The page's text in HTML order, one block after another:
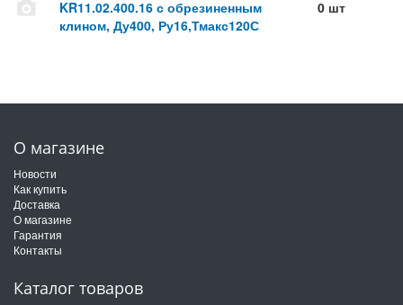
KR11.02.400.16 с обрезиненным
клином, Ду400, Ру16,Тмакс120С
0 шт
О магазине
Новости
Как купить
Доставка
О магазине
Гарантия
Контакты
Каталог товаров